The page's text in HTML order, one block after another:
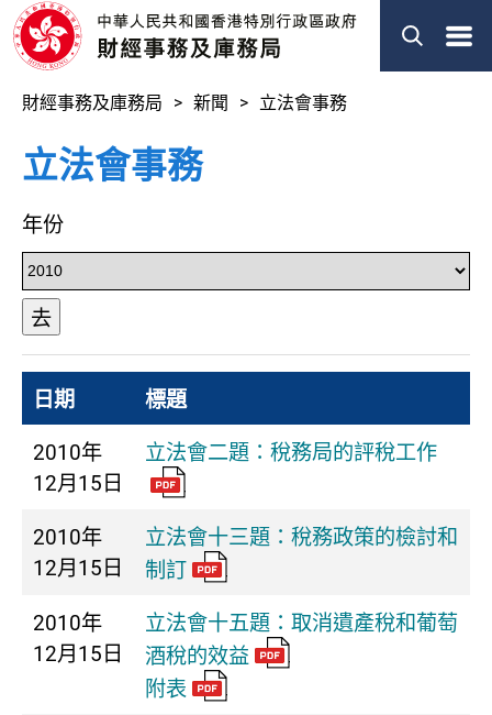
菜
財經事務及庫務局 新聞 立法會事務
立法會事務
年份
去
日期 標題
2010年
12月15日
立法會二題：稅務局的評稅工作
2010年
12月15日
立法會十三題：稅務政策的檢討和
制訂
2010年
12月15日
立法會十五題：取消遺產稅和葡萄
酒稅的效益
附表